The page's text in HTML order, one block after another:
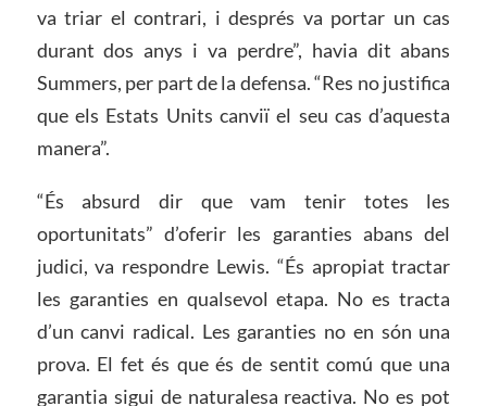
va triar el contrari, i després va portar un cas
durant dos anys i va perdre”, havia dit abans
Summers, per part de la defensa. “Res no justifica
que els Estats Units canviï el seu cas d’aquesta
manera”.
“És absurd dir que vam tenir totes les
oportunitats” d’oferir les garanties abans del
judici, va respondre Lewis. “És apropiat tractar
les garanties en qualsevol etapa. No es tracta
d’un canvi radical. Les garanties no en són una
prova. El fet és que és de sentit comú que una
garantia sigui de naturalesa reactiva. No es pot